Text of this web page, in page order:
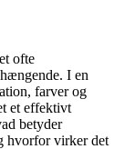
ofte
I en
farver og
et effektivt
betyder
hvorfor virker det